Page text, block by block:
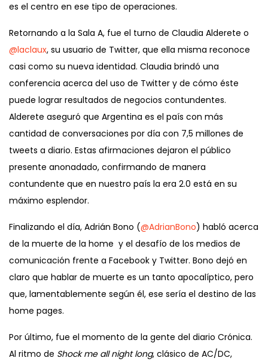
es el centro en ese tipo de operaciones.
Retornando a la Sala A, fue el turno de Claudia Alderete o
@laclaux, su usuario de Twitter, que ella misma reconoce
casi como su nueva identidad. Claudia brindó una
conferencia acerca del uso de Twitter y de cómo éste
puede lograr resultados de negocios contundentes.
Alderete aseguró que Argentina es el país con más
cantidad de conversaciones por día con 7,5 millones de
tweets a diario. Estas afirmaciones dejaron el público
presente anonadado, confirmando de manera
contundente que en nuestro país la era 2.0 está en su
máximo esplendor.
Finalizando el día, Adrián Bono (@AdrianBono) habló acerca
de la muerte de la home y el desafío de los medios de
comunicación frente a Facebook y Twitter. Bono dejó en
claro que hablar de muerte es un tanto apocalíptico, pero
que, lamentablemente según él, ese sería el destino de las
home pages.
Por último, fue el momento de la gente del diario Crónica.
Al ritmo de Shock me all night long, clásico de AC/DC,